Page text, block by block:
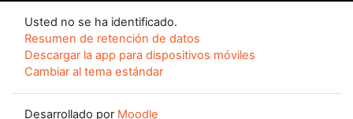
Usted no se ha identificado.
Resumen de retención de datos
Descargar la app para dispositivos móviles
Cambiar al tema estándar
Desarrollado por Moodle